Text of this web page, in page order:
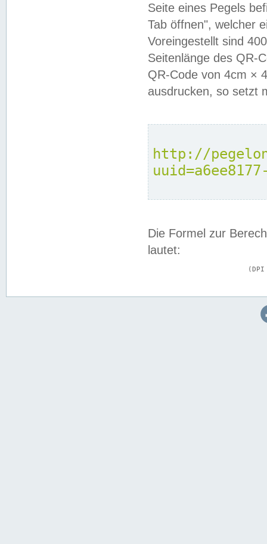
Seite eines Pegels
Tab öffnen", welcher
Voreingestellt sind
Seitenlänge des QR-
QR-Code von 4cm ×
ausdrucken, so setzt
http://
Die Formel zur
lautet: